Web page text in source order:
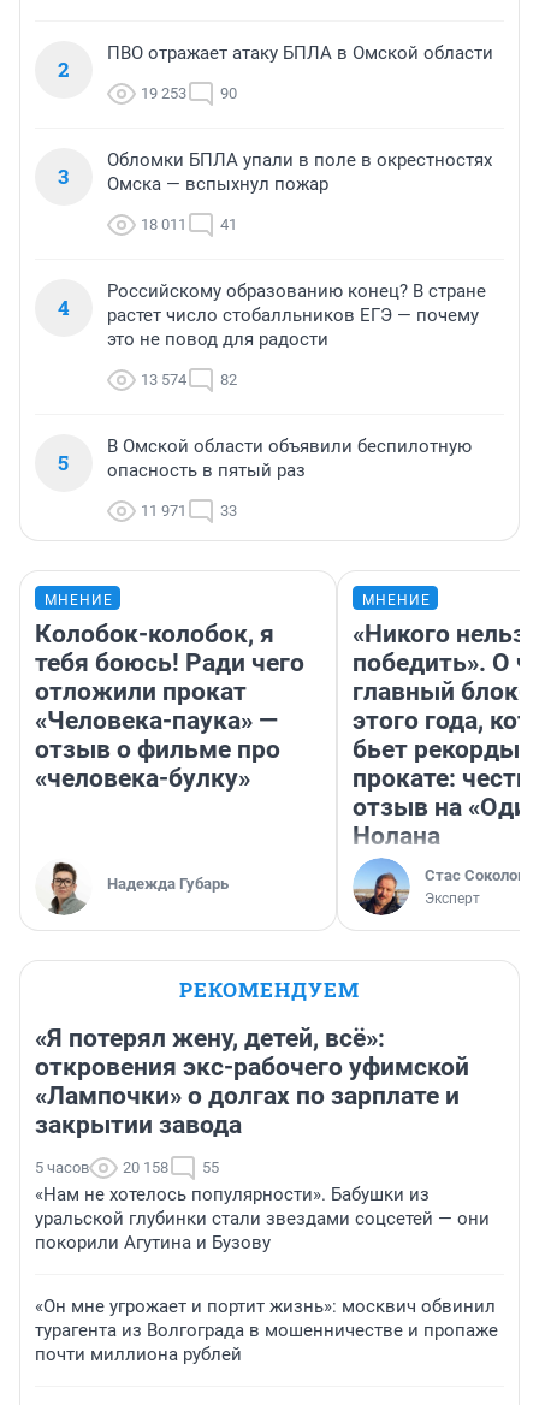
2
ПВО отражает атаку БПЛА в Омской области
19 253 90
3
Обломки БПЛА упали в поле в окрестностях
Омска — вспыхнул пожар
18 011 41
4
Российскому образованию конец? В стране
растет число стобалльников ЕГЭ — почему
это не повод для радости
13 574 82
5
В Омской области объявили беспилотную
опасность в пятый раз
11 971 33
МНЕНИЕ
Колобок-колобок, я
тебя боюсь! Ради чего
отложили прокат
«Человека-паука» —
отзыв о фильме про
«человека-булку»
Надежда Губарь
МНЕНИЕ
«Никого нельзя
победить». О
главный
этого года,
бьет рекорды в
прокате:
отзыв на
Нолана
Стас Соколов
Эксперт
РЕКОМЕНДУЕМ
«Я потерял жену, детей, всё»:
откровения экс-рабочего уфимской
«Лампочки» о долгах по зарплате и
закрытии завода
5 часов 20 158 55
«Нам не хотелось популярности». Бабушки из
уральской глубинки стали звездами соцсетей — они
покорили Агутина и Бузову
«Он мне угрожает и портит жизнь»: москвич обвинил
турагента из Волгограда в мошенничестве и пропаже
почти миллиона рублей